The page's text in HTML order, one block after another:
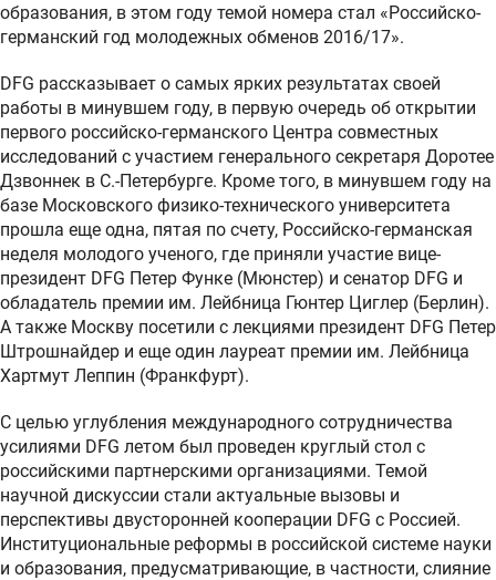
образования, в этом году темой номера стал «Российско-
германский год молодежных обменов 2016/17».
DFG рассказывает о самых ярких результатах своей
работы в минувшем году, в первую очередь об открытии
первого российско-германского Центра совместных
исследований с участием генерального секретаря Доротее
Дзвоннек в С.-Петербурге. Кроме того, в минувшем году на
базе Московского физико-технического университета
прошла еще одна, пятая по счету, Российско-германская
неделя молодого ученого, где приняли участие вице-
президент DFG Петер Функе (Мюнстер) и сенатор DFG и
обладатель премии им. Лейбница Гюнтер Циглер (Берлин).
А также Москву посетили с лекциями президент DFG Петер
Штрошнайдер и еще один лауреат премии им. Лейбница
Хартмут Леппин (Франкфурт).
С целью углубления международного сотрудничества
усилиями DFG летом был проведен круглый стол с
российскими партнерскими организациями. Темой
научной дискуссии стали актуальные вызовы и
перспективы двусторонней кооперации DFG с Россией.
Институциональные реформы в российской системе науки
и образования, предусматривающие, в частности, слияние